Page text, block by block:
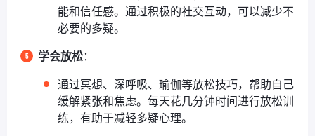
能和信任感。通过积极的社交互动，可以减少不
必要的多疑。
学会放松：
通过冥想、深呼吸、瑜伽等放松技巧，帮助自己
缓解紧张和焦虑。每天花几分钟时间进行放松训
练，有助于减轻多疑心理。